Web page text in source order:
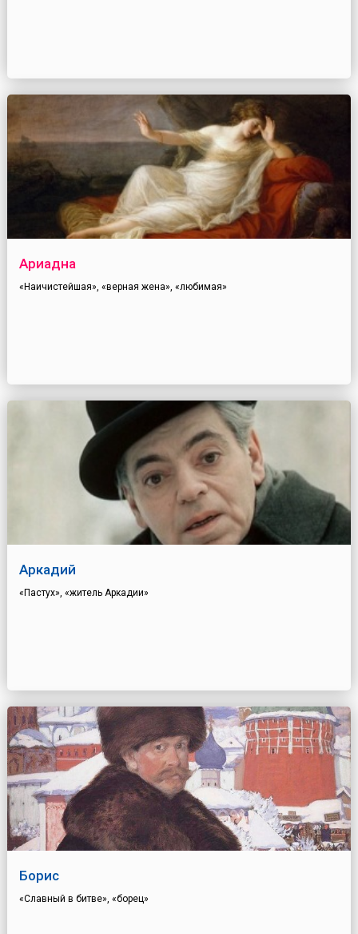
Ариадна
«Наичистейшая», «верная жена», «любимая»
Аркадий
«Пастух», «житель Аркадии»
Борис
«Славный в битве», «борец»